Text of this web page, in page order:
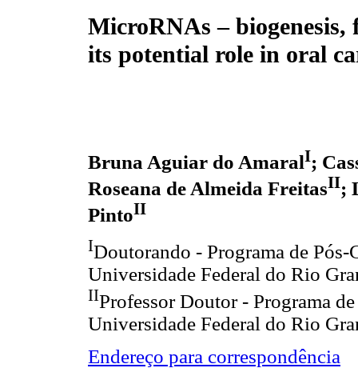
MicroRNAs – biogenesis,
its potential role in oral
Bruna Aguiar do AmaralI;
Roseana de Almeida FreitasII;
PintoII
IDoutorando - Programa de
Universidade Federal do Rio
IIProfessor Doutor - Programa
Universidade Federal do Rio
Endereço para correspondência